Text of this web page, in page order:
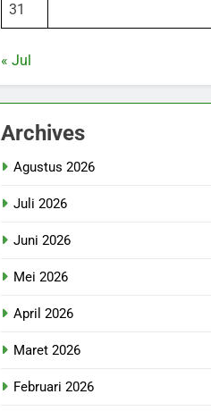
31
« Jul
Archives
Agustus 2026
Juli 2026
Juni 2026
Mei 2026
April 2026
Maret 2026
Februari 2026